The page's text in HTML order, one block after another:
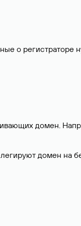
о регистраторе
домен.
домен на